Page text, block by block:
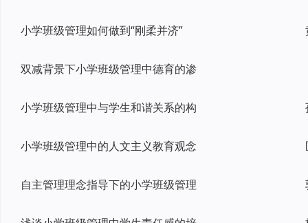
小学班级管理如何做到“刚柔并济”
双减背景下小学班级管理中德育的渗
小学班级管理中与学生和谐关系的构
小学班级管理中的人文主义教育观念
自主管理理念指导下的小学班级管理